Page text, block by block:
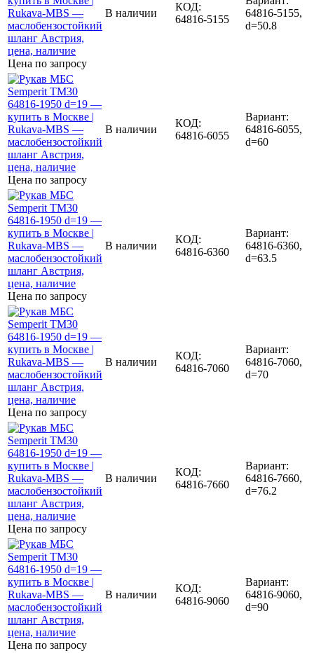
Цена по запросу
В наличии
КОД:
64816-5155
64816-5155,
d=50.8
Цена по запросу
В наличии
КОД:
64816-6055
Вариант:
64816-6055,
d=60
Цена по запросу
В наличии
КОД:
64816-6360
Вариант:
64816-6360,
d=63.5
Цена по запросу
В наличии
КОД:
64816-7060
Вариант:
64816-7060,
d=70
Цена по запросу
В наличии
КОД:
64816-7660
Вариант:
64816-7660,
d=76.2
Цена по запросу
В наличии
КОД:
64816-9060
Вариант:
64816-9060,
d=90